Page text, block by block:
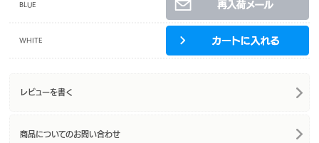
BLUE
WHITE
レビューを書く
商品についてのお問い合わせ